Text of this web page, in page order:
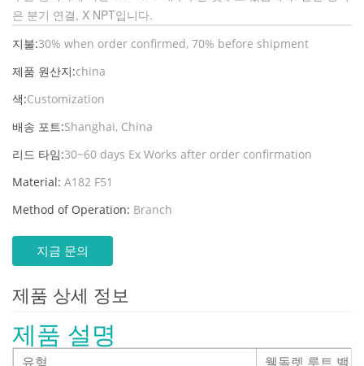
은 분기 연결, X NPT입니다.
지불:30% when order confirmed, 70% before shipment
제품 원산지:china
색:Customization
배송 포트:Shanghai, China
리드 타임:30~60 days Ex Works after order confirmation
Material: A182 F51
Method of Operation: Branch
지금 문의
제품 상세 정보
제품 설명
유형
웰돌렛 루트 밸브